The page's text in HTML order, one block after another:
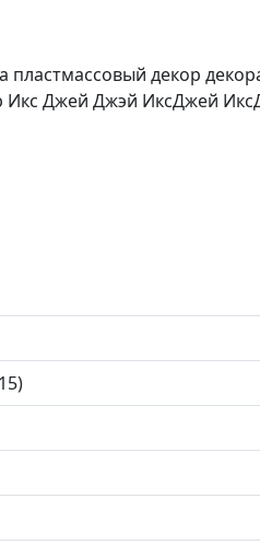
пластмассовый декор
Икс Джей Джэй ИксДжей